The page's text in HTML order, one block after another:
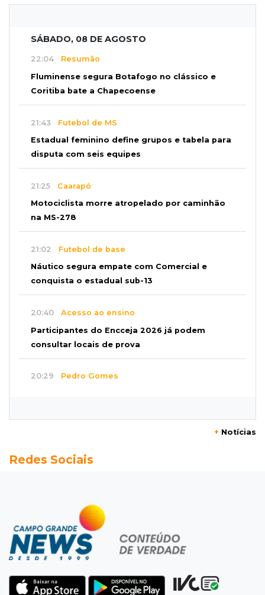
SÁBADO, 08 DE AGOSTO
22:04 Resumão
Fluminense segura Botafogo no clássico e
Coritiba bate a Chapecoense
21:43 Futebol de MS
Estadual feminino define grupos e tabela para
disputa com seis equipes
21:25 Caarapó
Motociclista morre atropelado por caminhão
na MS-278
21:02 Futebol de base
Náutico segura empate com Comercial e
conquista o estadual sub-13
20:40 Acesso ao ensino
Participantes do Encceja 2026 já podem
consultar locais de prova
20:29 Pedro Gomes
Pantanal treina em Goiânia antes de jogo que
Campeonato Brasileiro
Remo busca empate com Atlético-MG e segue
na zona de rebaixamento
Defesa diz que preso suspeito de sequestro
+ Notícias
Redes Sociais